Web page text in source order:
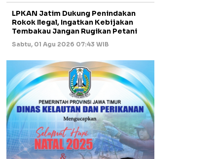
LPKAN Jatim Dukung Penindakan
Rokok Ilegal, Ingatkan Kebijakan
Tembakau Jangan Rugikan Petani
Sabtu, 01 Agu 2026 07:43 WIB